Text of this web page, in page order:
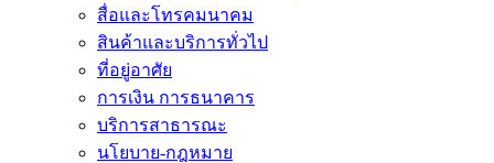
สื่อและโทรคมนาคม
สินค้าและบริการทั่วไป
ที่อยู่อาศัย
การเงิน การธนาคาร
บริการสาธารณะ
นโยบาย-กฎหมาย